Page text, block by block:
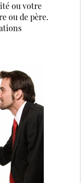
ou votre
ou de père.